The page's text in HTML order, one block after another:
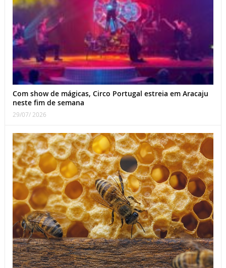
Com show de mágicas, Circo Portugal estreia em Aracaju
neste fim de semana
29/07/ 2026